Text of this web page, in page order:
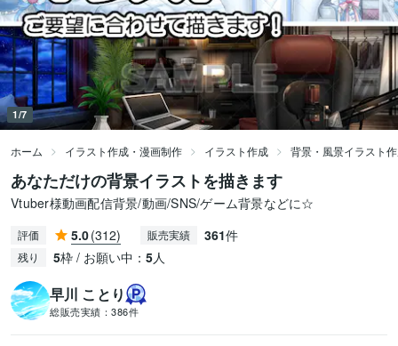
1/7
ホーム イラスト作成・漫画制作 イラスト作成 背景・風景イラスト
あなただけの背景イラストを描きます
Vtuber様動画配信背景/動画/SNS/ゲーム背景などに☆
評価 5.0(312) 販売実績 361件
残り 5枠 / お願い中： 5人
早川 ことり
総販売実績： 386件